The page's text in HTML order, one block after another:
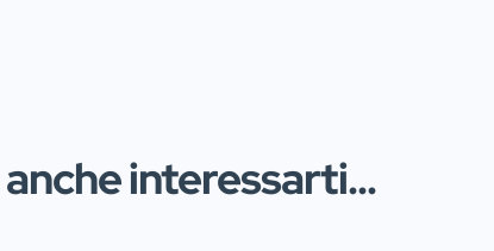
interessarti...